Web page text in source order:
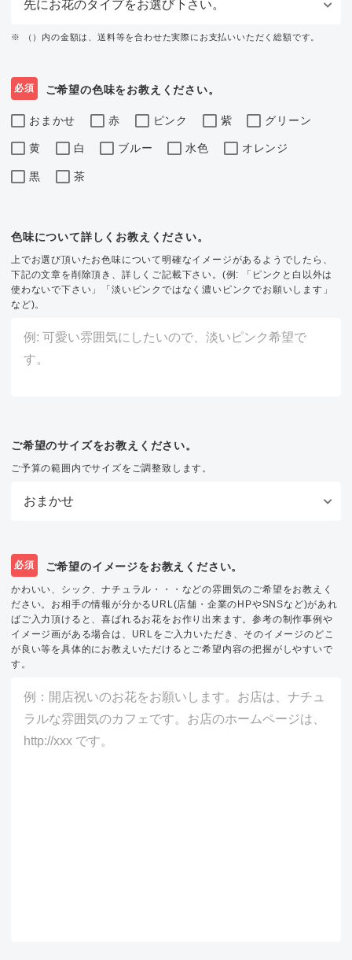
※ （）内の金額は、送料等を合わせた実際にお支払いいただく総額です。
必須 ご希望の色味をお教えください。
おまかせ 赤 ピンク 紫 グリーン
黄 白 ブルー 水色 オレンジ
黒 茶
色味について詳しくお教えください。
上でお選び頂いたお色味について明確なイメージがあるようでしたら、
下記の文章を削除頂き、詳しくご記載下さい。(例: 「ピンクと白以外は
使わないで下さい」「淡いピンクではなく濃いピンクでお願いします」
など)。
ご希望のサイズをお教えください。
ご予算の範囲内でサイズをご調整致します。
必須 ご希望のイメージをお教えください。
かわいい、シック、ナチュラル・・・などの雰囲気のご希望をお教えく
ださい。お相手の情報が分かるURL(店舗・企業のHPやSNSなど)があれ
ばご入力頂けると、喜ばれるお花をお作り出来ます。参考の制作事例や
イメージ画がある場合は、URLをご入力いただき、そのイメージのどこ
が良い等を具体的にお教えいただけるとご希望内容の把握がしやすいで
す。